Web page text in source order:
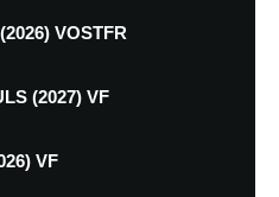
VOSTFR
(2027) VF
VF